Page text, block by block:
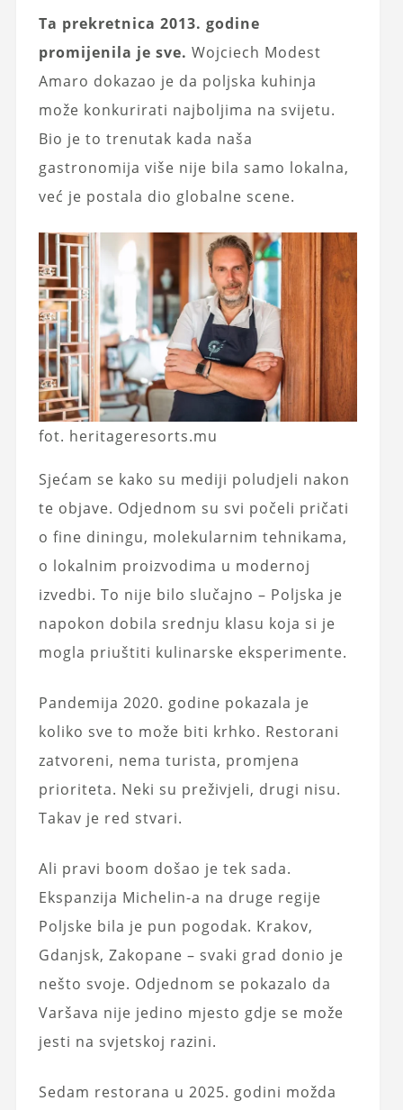
Ta prekretnica 2013. godine
promijenila je sve. Wojciech Modest
Amaro dokazao je da poljska kuhinja
može konkurirati najboljima na svijetu.
Bio je to trenutak kada naša
gastronomija više nije bila samo lokalna,
već je postala dio globalne scene.
fot. heritageresorts.mu
Sjećam se kako su mediji poludjeli nakon
te objave. Odjednom su svi počeli pričati
o fine diningu, molekularnim tehnikama,
o lokalnim proizvodima u modernoj
izvedbi. To nije bilo slučajno – Poljska je
napokon dobila srednju klasu koja si je
mogla priuštiti kulinarske eksperimente.
Pandemija 2020. godine pokazala je
koliko sve to može biti krhko. Restorani
zatvoreni, nema turista, promjena
prioriteta. Neki su preživjeli, drugi nisu.
Takav je red stvari.
Ali pravi boom došao je tek sada.
Ekspanzija Michelin-a na druge regije
Poljske bila je pun pogodak. Krakov,
Gdanjsk, Zakopane – svaki grad donio je
nešto svoje. Odjednom se pokazalo da
Varšava nije jedino mjesto gdje se može
jesti na svjetskoj razini.
Sedam restorana u 2025. godini možda